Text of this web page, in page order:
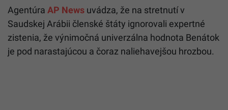
Agentúra AP News uvádza, že na stretnutí v
Saudskej Arábii členské štáty ignorovali expertné
zistenia, že výnimočná univerzálna hodnota Benátok
je pod narastajúcou a čoraz naliehavejšou hrozbou.